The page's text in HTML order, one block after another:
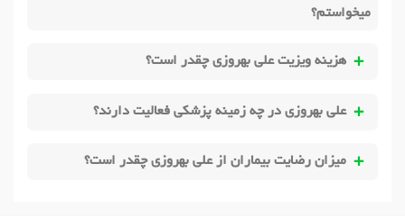
میخواستم؟
هزینه ویزیت علی بهروزی چقدر است؟
علی بهروزی در چه زمینه پزشکی فعالیت دارند؟
میزان رضایت بیماران از علی بهروزی چقدر است؟